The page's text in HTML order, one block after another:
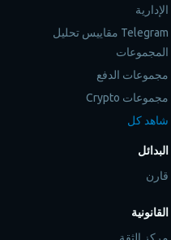
الإدارية
Telegram مقاييس تحليل
المجموعات
مجموعات الدفع
مجموعات Crypto
شاهد كل
البدائل
قارن
القانونية
مركز الثقة